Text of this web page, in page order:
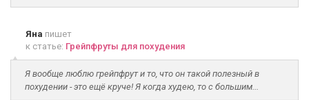
Яна пишет
к статье: Грейпфруты для похудения
Я вообще люблю грейпфрут и то, что он такой полезный в
похудении - это ещё круче! Я когда худею, то с большим...